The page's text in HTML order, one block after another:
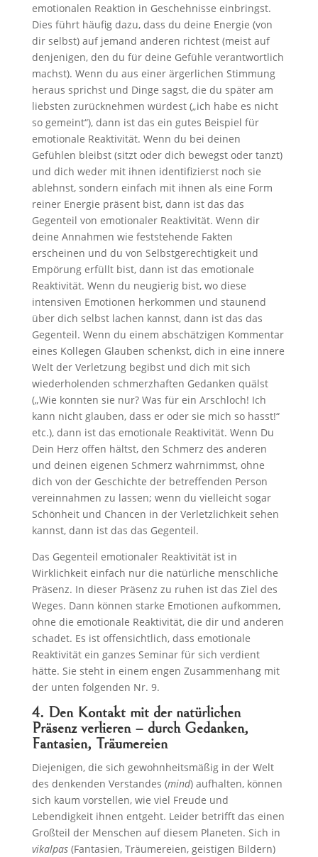
emotionalen Reaktion in Geschehnisse einbringst.
Dies führt häufig dazu, dass du deine Energie (von
dir selbst) auf jemand anderen richtest (meist auf
denjenigen, den du für deine Gefühle verantwortlich
machst). Wenn du aus einer ärgerlichen Stimmung
heraus sprichst und Dinge sagst, die du später am
liebsten zurücknehmen würdest („ich habe es nicht
so gemeint“), dann ist das ein gutes Beispiel für
emotionale Reaktivität. Wenn du bei deinen
Gefühlen bleibst (sitzt oder dich bewegst oder tanzt)
und dich weder mit ihnen identifizierst noch sie
ablehnst, sondern einfach mit ihnen als eine Form
reiner Energie präsent bist, dann ist das das
Gegenteil von emotionaler Reaktivität. Wenn dir
deine Annahmen wie feststehende Fakten
erscheinen und du von Selbstgerechtigkeit und
Empörung erfüllt bist, dann ist das emotionale
Reaktivität. Wenn du neugierig bist, wo diese
intensiven Emotionen herkommen und staunend
über dich selbst lachen kannst, dann ist das das
Gegenteil. Wenn du einem abschätzigen Kommentar
eines Kollegen Glauben schenkst, dich in eine innere
Welt der Verletzung begibst und dich mit sich
wiederholenden schmerzhaften Gedanken quälst
(„Wie konnten sie nur? Was für ein Arschloch! Ich
kann nicht glauben, dass er oder sie mich so hasst!“
etc.), dann ist das emotionale Reaktivität. Wenn Du
Dein Herz offen hältst, den Schmerz des anderen
und deinen eigenen Schmerz wahrnimmst, ohne
dich von der Geschichte der betreffenden Person
vereinnahmen zu lassen; wenn du vielleicht sogar
Schönheit und Chancen in der Verletzlichkeit sehen
kannst, dann ist das das Gegenteil.
Das Gegenteil emotionaler Reaktivität ist in
Wirklichkeit einfach nur die natürliche menschliche
Präsenz. In dieser Präsenz zu ruhen ist das Ziel des
Weges. Dann können starke Emotionen aufkommen,
ohne die emotionale Reaktivität, die dir und anderen
schadet. Es ist offensichtlich, dass emotionale
Reaktivität ein ganzes Seminar für sich verdient
hätte. Sie steht in einem engen Zusammenhang mit
der unten folgenden Nr. 9.
4. Den Kontakt mit der natürlichen
Präsenz verlieren – durch Gedanken,
Fantasien, Träumereien
Diejenigen, die sich gewohnheitsmäßig in der Welt
des denkenden Verstandes (mind) aufhalten, können
sich kaum vorstellen, wie viel Freude und
Lebendigkeit ihnen entgeht. Leider betrifft das einen
Großteil der Menschen auf diesem Planeten. Sich in
vikalpas(Fantasien, Träumereien, geistigen Bildern)